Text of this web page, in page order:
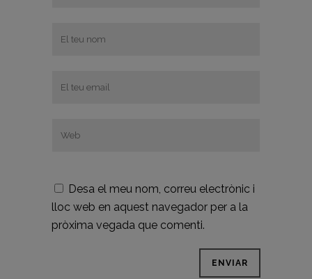
Desa el meu nom, correu electrònic i
lloc web en aquest navegador per a la
pròxima vegada que comenti.